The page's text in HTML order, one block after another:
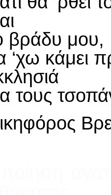
βράδυ μου,
‘χω κάμει
τους